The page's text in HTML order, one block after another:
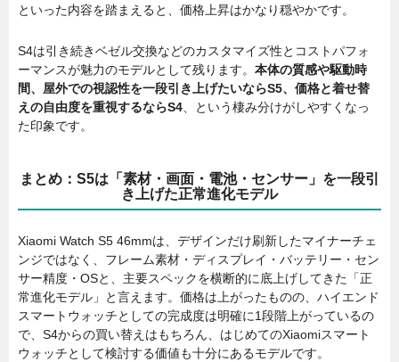
といった内容を踏まえると、価格上昇はかなり穏やかです。
S4は引き続きベゼル交換などのカスタマイズ性とコストパフォ
ーマンスが魅力のモデルとして残ります。 本体の質感や駆動時
間、屋外での視認性を一段引き上げたいならS5、価格と着せ替
えの自由度を重視するならS4 、という棲み分けがしやすくなっ
た印象です。
まとめ：S5は「素材・画面・電池・センサー」を一段引
き上げた正常進化モデル
Xiaomi Watch S5 46mmは、デザインだけ刷新したマイナーチェ
ンジではなく、フレーム素材・ディスプレイ・バッテリー・セン
サー精度・OSと、主要スペックを横断的に底上げしてきた「正
常進化モデル」と言えます。価格は上がったものの、ハイエンド
スマートウォッチとしての完成度は明確に1段階上がっているの
で、S4からの買い替えはもちろん、はじめてのXiaomiスマート
ウォッチとして検討する価値も十分にあるモデルです。